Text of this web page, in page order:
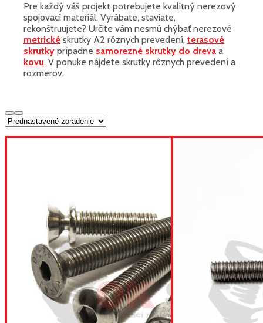
Pre každý váš projekt potrebujete kvalitný nerezový
spojovací materiál. Vyrábate, staviate,
rekonštruujete? Určite vám nesmú chýbať nerezové
metrické skrutky A2 rôznych prevedení, terasové
skrutky prípadne samorezné skrutky do dreva a
kovu. V ponuke nájdete skrutky rôznych prevedení a
rozmerov.